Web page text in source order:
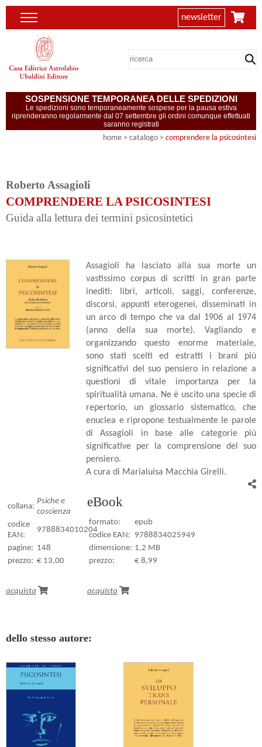
newsletter
SOSPENSIONE TEMPORANEA DELLE SPEDIZIONI
Le spedizioni sono temporaneamente sospese per la pausa estiva
riprenderanno regolarmente dal 07 settembre gli ordini comunque effettuati
saranno registrati
home > catalogo > comprendere la psicosintesi
Roberto Assagioli
COMPRENDERE LA PSICOSINTESI
Guida alla lettura dei termini psicosintetici
Assagioli ha lasciato alla sua morte un
vastissimo corpus di scritti in gran parte
inediti: libri, articoli, saggi, conferenze,
discorsi, appunti eterogenei, disseminati in
un arco di tempo che va dal 1906 al 1974
(anno della sua morte). Vagliando e
organizzando questo enorme materiale,
sono stati scelti ed estratti i brani più
significativi del suo pensiero in relazione a
questioni di vitale importanza per la
spiritualità umana. Ne è uscito una specie di
repertorio, un glossario sistematico, che
enuclea e ripropone testualmente le parole
di Assagioli in base alle categorie più
significative per la comprensione del suo
pensiero.
A cura di Marialuisa Macchia Girelli.
collana:
Psiche e
coscienza
codice
EAN:
9788834010204
pagine: 148
prezzo: € 13,00
acquista
eBook
formato:
epub
codice EAN: 9788834025949
dimensione: 1,2 MB
prezzo:
€ 8,99
acquista
dello stesso autore: